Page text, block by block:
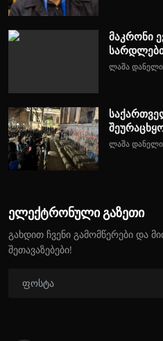
მაკრონი
ლაშა
ლაშა
ელექტრონული გაზეთი
გახდით ჩვენი გამომწერები და
შეთავაზებები!